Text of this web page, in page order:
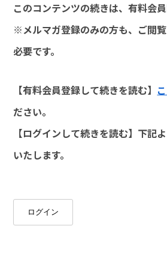
このコンテンツの続きは、有料会員
※メルマガ登録のみの方も、ご閲
必要です。
【有料会員登録して続きを読む】
ださい。
【ログインして続きを読む】下記
いたします。
ログイン